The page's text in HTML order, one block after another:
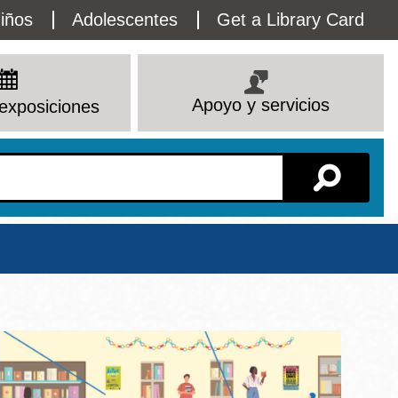
Adolescentes Get a Library Card
Apoyo y servicios
Ver todas